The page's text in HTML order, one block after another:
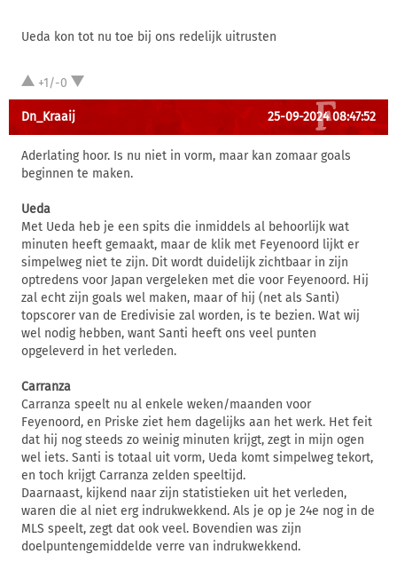
Ueda kon tot nu toe bij ons redelijk uitrusten
+1/-0
Dn_Kraaij 25-09-2024 08:47:52
Aderlating hoor. Is nu niet in vorm, maar kan zomaar goals
beginnen te maken.
Ueda
Met Ueda heb je een spits die inmiddels al behoorlijk wat
minuten heeft gemaakt, maar de klik met Feyenoord lijkt er
simpelweg niet te zijn. Dit wordt duidelijk zichtbaar in zijn
optredens voor Japan vergeleken met die voor Feyenoord. Hij
zal echt zijn goals wel maken, maar of hij (net als Santi)
topscorer van de Eredivisie zal worden, is te bezien. Wat wij
wel nodig hebben, want Santi heeft ons veel punten
opgeleverd in het verleden.
Carranza
Carranza speelt nu al enkele weken/maanden voor
Feyenoord, en Priske ziet hem dagelijks aan het werk. Het feit
dat hij nog steeds zo weinig minuten krijgt, zegt in mijn ogen
wel iets. Santi is totaal uit vorm, Ueda komt simpelweg tekort,
en toch krijgt Carranza zelden speeltijd.
Daarnaast, kijkend naar zijn statistieken uit het verleden,
waren die al niet erg indrukwekkend. Als je op je 24e nog in de
MLS speelt, zegt dat ook veel. Bovendien was zijn
doelpuntengemiddelde verre van indrukwekkend.